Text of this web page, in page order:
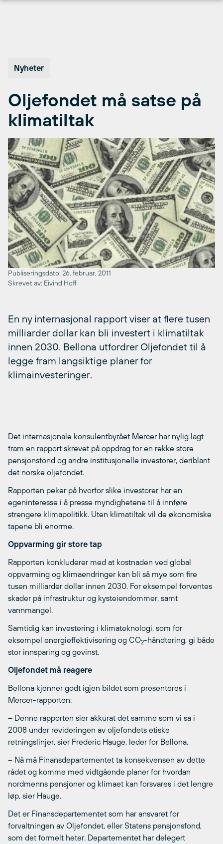
Nyheter
Oljefondet må satse på
klimatiltak
Publiseringsdato: 26. februar, 2011
Skrevet av: Eivind Hoff
En ny internasjonal rapport viser at flere tusen
milliarder dollar kan bli investert i klimatiltak
innen 2030. Bellona utfordrer Oljefondet til å
legge fram langsiktige planer for
klimainvesteringer.
Det internasjonale konsulentbyrået Mercer har nylig lagt
fram en rapport skrevet på oppdrag for en rekke store
pensjonsfond og andre institusjonelle investorer, deriblant
det norske oljefondet.
Rapporten peker på hvorfor slike investorer har en
egeninteresse i å presse myndighetene til å innføre
strengere klimapolitikk. Uten klimatiltak vil de økonomiske
tapene bli enorme.
Oppvarming gir store tap
Rapporten konkluderer med at kostnaden ved global
oppvarming og klimaendringer kan bli så mye som fire
tusen milliarder dollar innen 2030. For eksempel forventes
skader på infrastruktur og kysteiendommer, samt
vannmangel.
Samtidig kan investering i klimateknologi, som for
eksempel energieffektivisering og CO2-håndtering, gi både
stor innsparing og gevinst.
Oljefondet må reagere
Bellona kjenner godt igjen bildet som presenteres i
Mercer-rapporten:
– Denne rapporten sier akkurat det samme som vi sa i
2008 under revideringen av oljefondets etiske
retningslinjer, sier Frederic Hauge, leder for Bellona.
– Nå må Finansdepartementet ta konsekvensen av dette
rådet og komme med vidtgående planer for hvordan
nordmenns pensjoner og klimaet kan forsvares i det lengre
løp, sier Hauge.
Det er Finansdepartementet som har ansvaret for
forvaltningen av Oljefondet, eller Statens pensjonsfond,
som det formelt heter. Departementet har delegert